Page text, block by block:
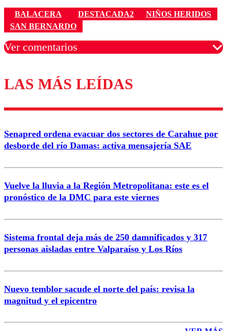
BALACERA DESTACADA2
NIÑOS HERIDOS
SAN BERNARDO
Ver comentarios
Los comentarios son moderados para garantizar un
diálogo respetuoso.
Correo
Enviar comentario
LAS MÁS LEÍDAS
Senapred ordena evacuar dos sectores de Carahue por
desborde del río Damas: activa mensajería SAE
Vuelve la lluvia a la Región Metropolitana: este es el
pronóstico de la DMC para este viernes
Sistema frontal deja más de 250 damnificados y 317
personas aisladas entre Valparaíso y Los Ríos
Nuevo temblor sacude el norte del país: revisa la
magnitud y el epicentro